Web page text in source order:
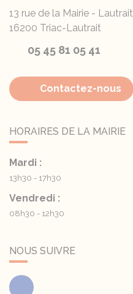
13 rue de la Mairie - Lautrait
16200 Triac-Lautrait
05 45 81 05 41
Contactez-nous
HORAIRES DE LA MAIRIE
Mardi :
13h30 - 17h30
Vendredi :
08h30 - 12h30
NOUS SUIVRE